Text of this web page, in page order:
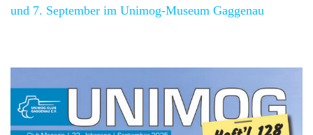
und 7. September im Unimog-Museum Gaggenau